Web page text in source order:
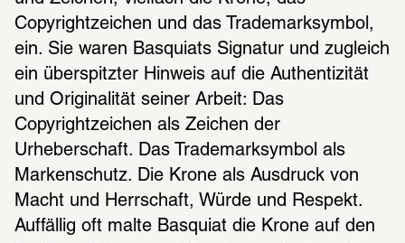
Copyrightzeichen und das Trademarksymbol,
ein. Sie waren Basquiats Signatur und zugleich
ein überspitzter Hinweis auf die Authentizität
und Originalität seiner Arbeit: Das
Copyrightzeichen als Zeichen der
Urheberschaft. Das Trademarksymbol als
Markenschutz. Die Krone als Ausdruck von
Macht und Herrschaft, Würde und Respekt.
Auffällig oft malte Basquiat die Krone auf den